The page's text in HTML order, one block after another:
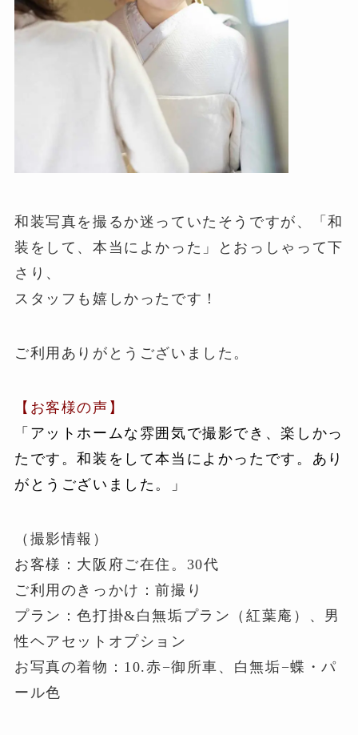
和装写真を撮るか迷っていたそうですが、「和
装をして、本当によかった」とおっしゃって下
さり、
スタッフも嬉しかったです！
ご利用ありがとうございました。
【お客様の声】
「アットホームな雰囲気で撮影でき、楽しかっ
たです。和装をして本当によかったです。あり
がとうございました。」
（撮影情報）
お客様：大阪府ご在住。30代
ご利用のきっかけ：前撮り
プラン：色打掛&白無垢プラン（紅葉庵）、男
性ヘアセットオプション
お写真の着物：10.赤−御所車、白無垢−蝶・パ
ール色